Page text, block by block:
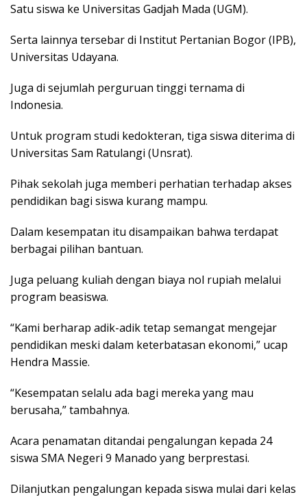
Satu siswa ke Universitas Gadjah Mada (UGM).
Serta lainnya tersebar di Institut Pertanian Bogor (IPB),
Universitas Udayana.
Juga di sejumlah perguruan tinggi ternama di
Indonesia.
Untuk program studi kedokteran, tiga siswa diterima di
Universitas Sam Ratulangi (Unsrat).
Pihak sekolah juga memberi perhatian terhadap akses
pendidikan bagi siswa kurang mampu.
Dalam kesempatan itu disampaikan bahwa terdapat
berbagai pilihan bantuan.
Juga peluang kuliah dengan biaya nol rupiah melalui
program beasiswa.
“Kami berharap adik-adik tetap semangat mengejar
pendidikan meski dalam keterbatasan ekonomi,” ucap
Hendra Massie.
“Kesempatan selalu ada bagi mereka yang mau
berusaha,” tambahnya.
Acara penamatan ditandai pengalungan kepada 24
siswa SMA Negeri 9 Manado yang berprestasi.
Dilanjutkan pengalungan kepada siswa mulai dari kelas